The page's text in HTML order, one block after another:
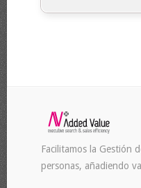
Facilitamos la Gestión
personas, añadiendo